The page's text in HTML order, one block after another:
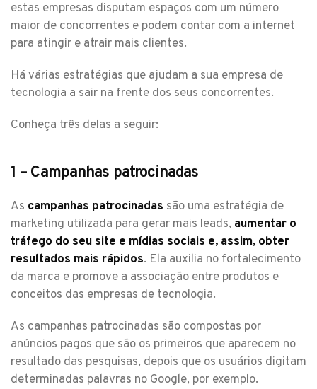
estas empresas disputam espaços com um número
maior de concorrentes e podem contar com a internet
para atingir e atrair mais clientes.
Há várias estratégias que ajudam a sua empresa de
tecnologia a sair na frente dos seus concorrentes.
Conheça três delas a seguir:
1 – Campanhas patrocinadas
As campanhas patrocinadas são uma estratégia de
marketing utilizada para gerar mais leads, aumentar o
tráfego do seu site e mídias sociais e, assim, obter
resultados mais rápidos. Ela auxilia no fortalecimento
da marca e promove a associação entre produtos e
conceitos das empresas de tecnologia.
As campanhas patrocinadas são compostas por
anúncios pagos que são os primeiros que aparecem no
resultado das pesquisas, depois que os usuários digitam
determinadas palavras no Google, por exemplo.